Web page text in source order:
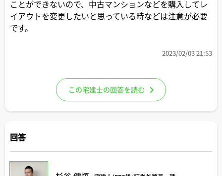
ことができないので、中古マンションなどを購入してレ
イアウトを変更したいと思っている時などは注意が必要
です。
2023/02/03 21:53
この宅建士の回答を読む
回答